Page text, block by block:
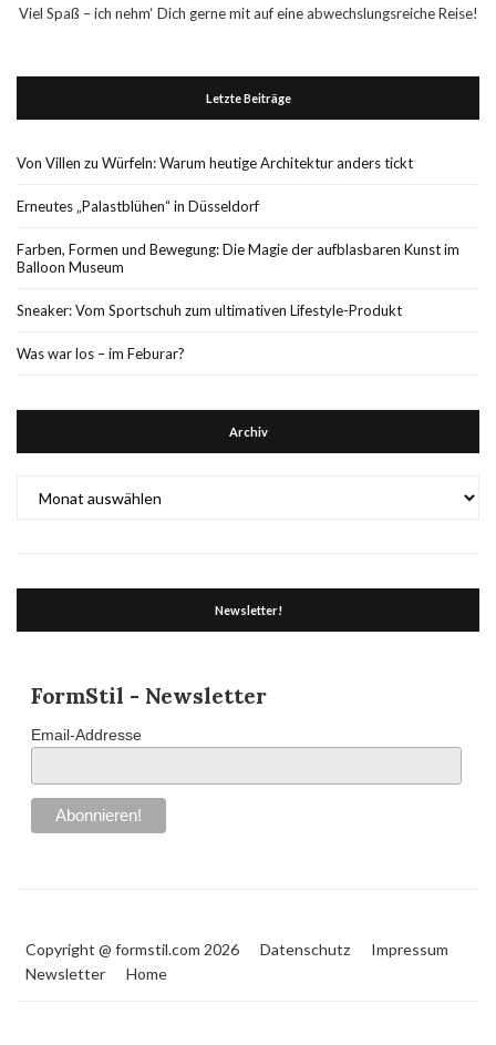
Viel Spaß – ich nehm‘ Dich gerne mit auf eine abwechslungsreiche Reise!
Letzte Beiträge
Von Villen zu Würfeln: Warum heutige Architektur anders tickt
Erneutes „Palastblühen“ in Düsseldorf
Farben, Formen und Bewegung: Die Magie der aufblasbaren Kunst im
Balloon Museum
Sneaker: Vom Sportschuh zum ultimativen Lifestyle-Produkt
Was war los – im Feburar?
Archiv
Newsletter!
FormStil - Newsletter
Email-Addresse
Copyright @ formstil.com 2026 Datenschutz
Impressum
Newsletter
Home